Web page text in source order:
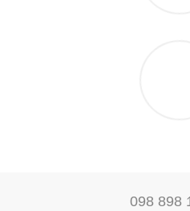
098 898